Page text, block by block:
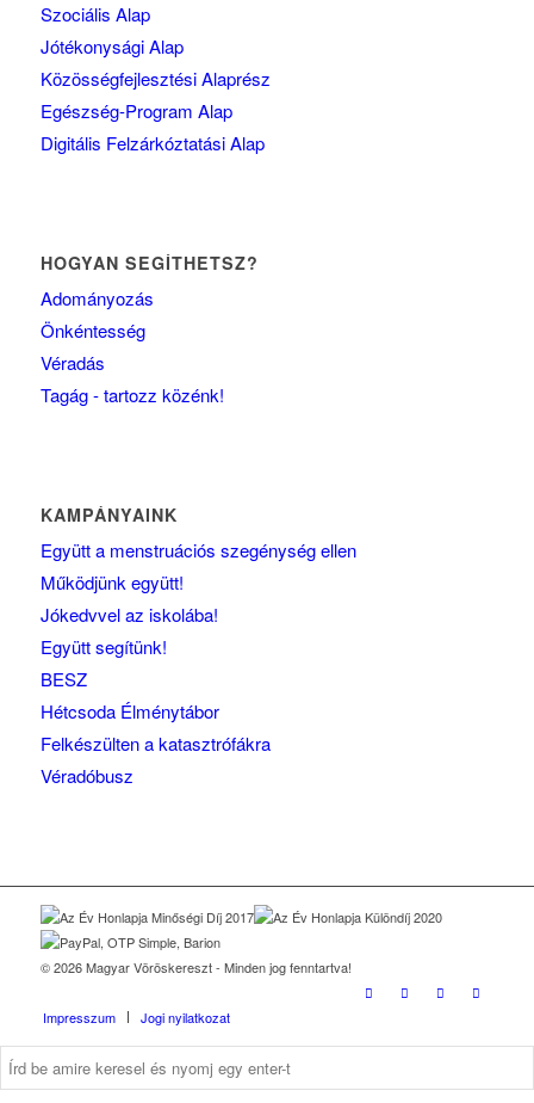
Szociális Alap
Jótékonysági Alap
Közösségfejlesztési Alaprész
Egészség-Program Alap
Digitális Felzárkóztatási Alap
HOGYAN SEGÍTHETSZ?
Adományozás
Önkéntesség
Véradás
Tagág - tartozz közénk!
KAMPÁNYAINK
Együtt a menstruációs szegénység ellen
Működjünk együtt!
Jókedvvel az iskolába!
Együtt segítünk!
BESZ
Hétcsoda Élménytábor
Felkészülten a katasztrófákra
Véradóbusz
© 2026 Magyar Vöröskereszt - Minden jog fenntartva!
Impresszum Jogi nyilatkozat